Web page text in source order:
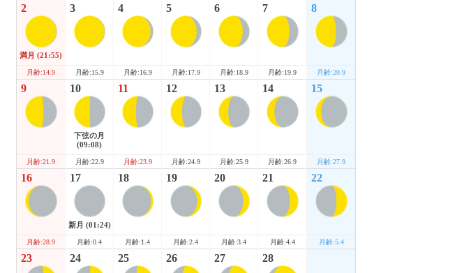
2
満月(21:55)
月齢:14.9
3
月齢:15.9
4
月齢:16.9
5
月齢:17.9
6
月齢:18.9
7
月齢:19.9
8
月齢:20.9
9
月齢:21.9
10
下弦の月
(09:08)
月齢:22.9
11
月齢:23.9
12
月齢:24.9
13
月齢:25.9
14
月齢:26.9
15
月齢:27.9
16
月齢:28.9
17
新月 (01:24)
月齢:0.4
18
月齢:1.4
19
月齢:2.4
20
月齢:3.4
21
月齢:4.4
22
月齢:5.4
23 24 25 26 27 28